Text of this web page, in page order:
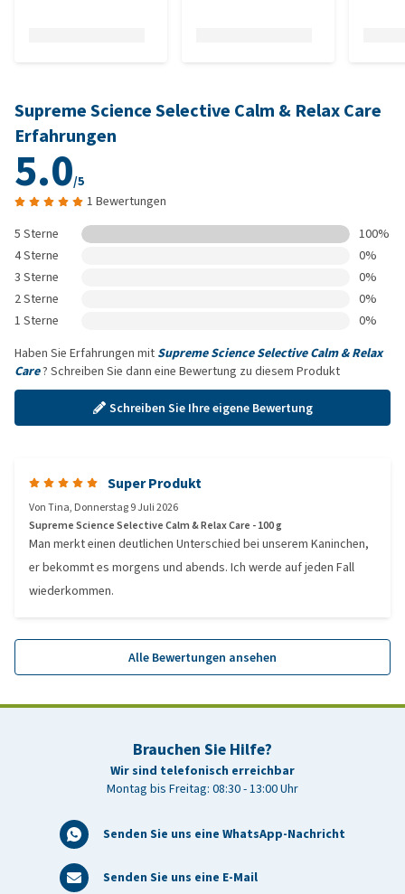
Supreme Science Selective Calm & Relax Care
Erfahrungen
5.0/5
1 Bewertungen
5 Sterne
100%
4 Sterne
0%
3 Sterne
0%
2 Sterne
0%
1 Sterne
0%
Haben Sie Erfahrungen mit Supreme Science Selective Calm & Relax
Care? Schreiben Sie dann eine Bewertung zu diesem Produkt
Schreiben Sie Ihre eigene Bewertung
Super Produkt
VonTina, Donnerstag 9 Juli 2026
Supreme Science Selective Calm & Relax Care - 100 g
Man merkt einen deutlichen Unterschied bei unserem Kaninchen,
er bekommt es morgens und abends. Ich werde auf jeden Fall
wiederkommen.
Alle Bewertungen ansehen
Brauchen Sie Hilfe?
Wir sind telefonisch erreichbar
Montag bis Freitag: 08:30 - 13:00 Uhr
Senden Sie uns eine WhatsApp-Nachricht
Senden Sie uns eine E-Mail